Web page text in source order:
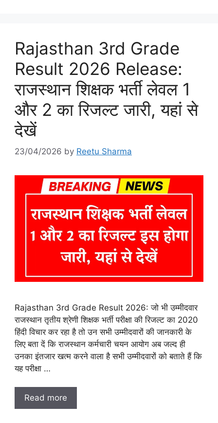
Rajasthan 3rd Grade
Result 2026 Release:
राजस्थान शिक्षक भर्ती लेवल 1
और 2 का रिजल्ट जारी, यहां से
देखें
23/04/2026 by Reetu Sharma
Rajasthan 3rd Grade Result 2026: जो भी उम्मीदवार
राजस्थान तृतीय श्रेणी शिक्षक भर्ती परीक्षा की रिजल्ट का 2020
हिंदी विचार कर रहा है तो उन सभी उम्मीदवारों की जानकारी के
लिए बता दें कि राजस्थान कर्मचारी चयन आयोग अब जल्द ही
उनका इंतजार खत्म करने वाला है सभी उम्मीदवारों को बताते हैं कि
यह परीक्षा …
Read more